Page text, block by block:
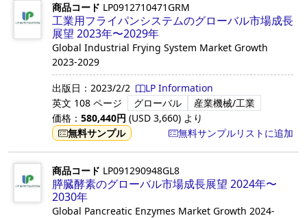
商品コード LP0912710471GRM
工業用フライパンシステムのグローバル市場成長
展望 2023年〜2029年
Global Industrial Frying System Market Growth
2023-2029
出版日： 2023/2/2
LP Information
英文 108 ページ グローバル
産業機械/工業
価格： 580,440円 (USD 3,660) より
無料サンプル
無料サンプルリストに追加
商品コード LP091290948GL8
膵臓酵素のグローバル市場成長展望 2024年〜
2030年
Global Pancreatic Enzymes Market Growth 2024-